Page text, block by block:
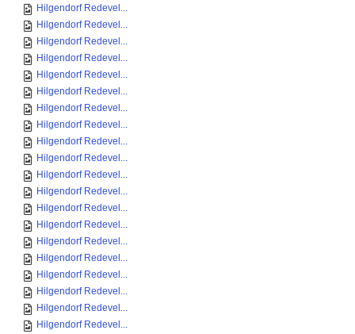
Hilgendorf Redevel...
Hilgendorf Redevel...
Hilgendorf Redevel...
Hilgendorf Redevel...
Hilgendorf Redevel...
Hilgendorf Redevel...
Hilgendorf Redevel...
Hilgendorf Redevel...
Hilgendorf Redevel...
Hilgendorf Redevel...
Hilgendorf Redevel...
Hilgendorf Redevel...
Hilgendorf Redevel...
Hilgendorf Redevel...
Hilgendorf Redevel...
Hilgendorf Redevel...
Hilgendorf Redevel...
Hilgendorf Redevel...
Hilgendorf Redevel...
Hilgendorf Redevel...